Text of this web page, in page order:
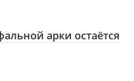
арки остаётся